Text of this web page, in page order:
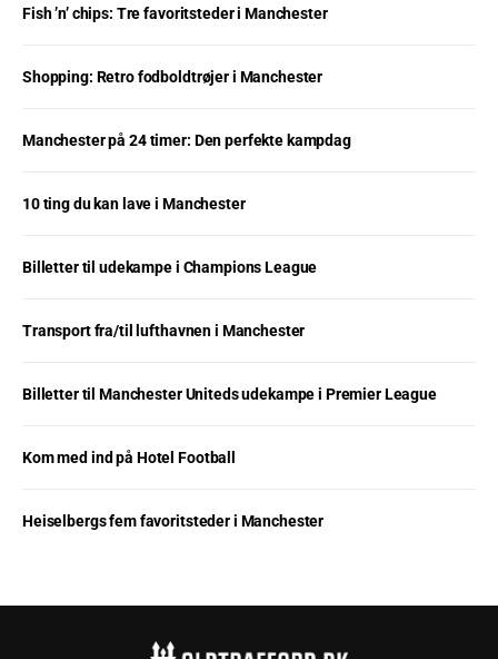
Fish ’n’ chips: Tre favoritsteder i Manchester
Shopping: Retro fodboldtrøjer i Manchester
Manchester på 24 timer: Den perfekte kampdag
10 ting du kan lave i Manchester
Billetter til udekampe i Champions League
Transport fra/til lufthavnen i Manchester
Billetter til Manchester Uniteds udekampe i Premier League
Kom med ind på Hotel Football
Heiselbergs fem favoritsteder i Manchester